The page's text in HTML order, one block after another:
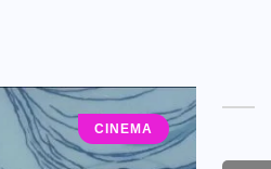
CINEMA